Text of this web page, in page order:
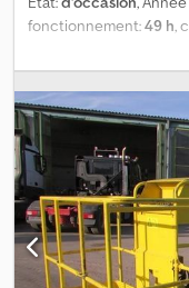
fonctionnement:49 h,
, hauteur de
électrique, état des
longueur totale:4 500